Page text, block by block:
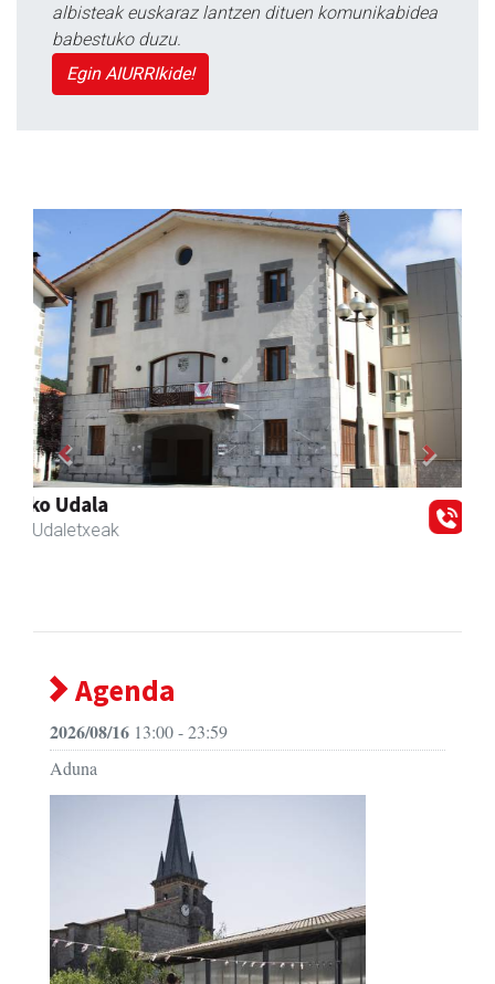
albisteak euskaraz lantzen dituen komunikabidea
babestuko duzu.
Egin AIURRIkide!
Txindoki taberna
Andoain -
Previous Next
Agenda
2026/08/16 13:00 - 23:59
Aduna